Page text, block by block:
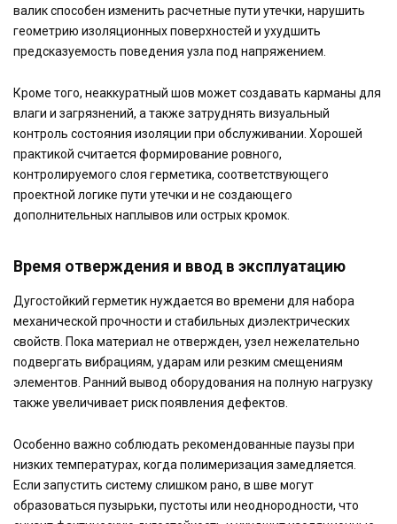
валик способен изменить расчетные пути утечки, нарушить
геометрию изоляционных поверхностей и ухудшить
предсказуемость поведения узла под напряжением.
Кроме того, неаккуратный шов может создавать карманы для
влаги и загрязнений, а также затруднять визуальный
контроль состояния изоляции при обслуживании. Хорошей
практикой считается формирование ровного,
контролируемого слоя герметика, соответствующего
проектной логике пути утечки и не создающего
дополнительных наплывов или острых кромок.
Время отверждения и ввод в эксплуатацию
Дугостойкий герметик нуждается во времени для набора
механической прочности и стабильных диэлектрических
свойств. Пока материал не отвержден, узел нежелательно
подвергать вибрациям, ударам или резким смещениям
элементов. Ранний вывод оборудования на полную нагрузку
также увеличивает риск появления дефектов.
Особенно важно соблюдать рекомендованные паузы при
низких температурах, когда полимеризация замедляется.
Если запустить систему слишком рано, в шве могут
образоваться пузырьки, пустоты или неоднородности, что